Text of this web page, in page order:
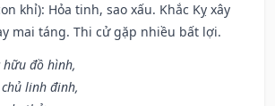
khỉ): Hỏa tinh, sao xấu. Khắc Kỵ xây
mai táng. Thi cử gặp nhiều bất lợi.
hữu đồ hình,
linh đinh,